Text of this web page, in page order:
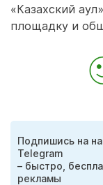
«Казахский
площадку и
Подпишись на
Telegram
– быстро,
рекламы